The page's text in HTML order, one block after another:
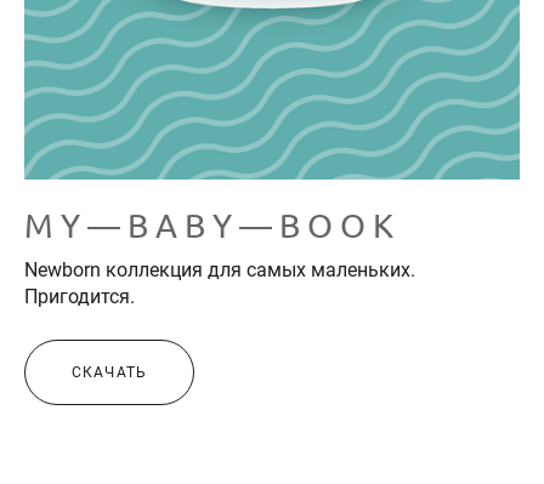
M Y — B A B Y — B O O K
Newborn коллекция для самых маленьких.
Пригодится.
СКАЧАТЬ